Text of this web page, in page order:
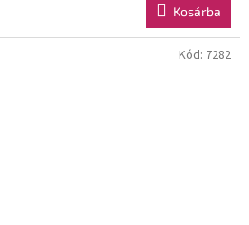
Kosárba
Kód: 7282